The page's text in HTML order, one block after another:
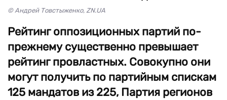
© Андрей Товстыженко, ZN.UA
Рейтинг оппозиционных партий по-
прежнему существенно превышает
рейтинг провластных. Совокупно они
могут получить по партийным спискам
125 мандатов из 225, Партия регионов